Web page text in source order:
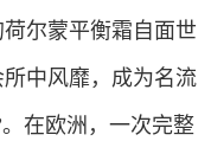
尔蒙平衡霜自面世
中风靡，成为名流
在欧洲，一次完整